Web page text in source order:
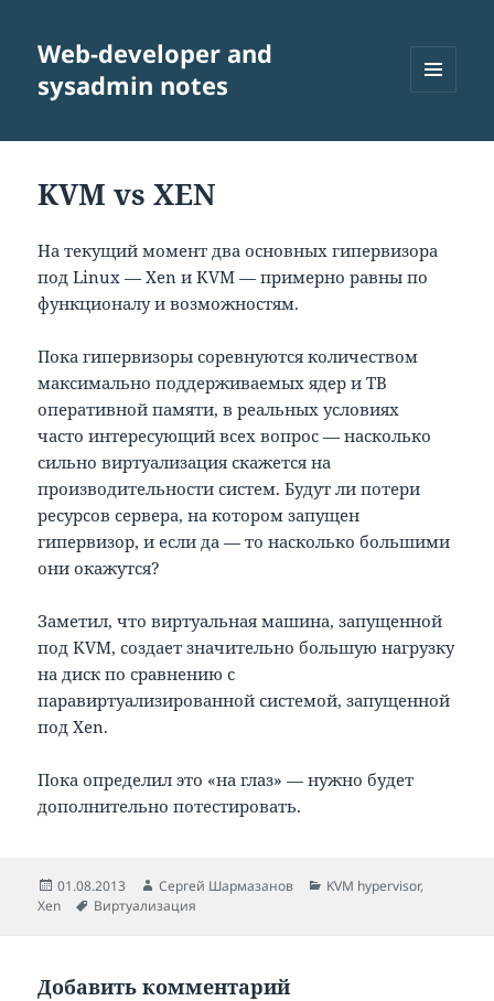
Web-developer and
sysadmin notes
ВИДЖЕТЫ
KVM vs XEN
На текущий момент два основных гипервизора
под Linux — Xen и KVM — примерно равны по
функционалу и возможностям.
Пока гипервизоры соревнуются количеством
максимально поддерживаемых ядер и TB
оперативной памяти, в реальных условиях
часто интересующий всех вопрос — насколько
сильно виртуализация скажется на
производительности систем. Будут ли потери
ресурсов сервера, на котором запущен
гипервизор, и если да — то насколько большими
они окажутся?
Заметил, что виртуальная машина, запущенной
под KVM, создает значительно большую нагрузку
на диск по сравнению с
паравиртуализированной системой, запущенной
под Xen.
Пока определил это «на глаз» — нужно будет
дополнительно потестировать.
Опубликовано
01.08.2013 Автор
Сергей Шармазанов Рубрики
KVM hypervisor,
Xen
Метки
Виртуализация
Добавить комментарий